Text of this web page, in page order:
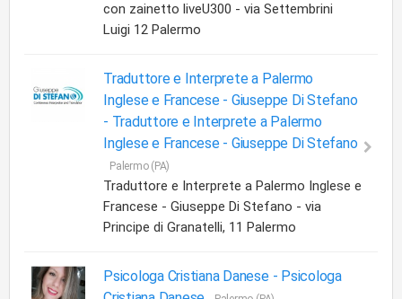
con zainetto liveU300 - via Settembrini
Luigi 12 Palermo
Traduttore e Interprete a Palermo
Inglese e Francese - Giuseppe Di Stefano
- Traduttore e Interprete a Palermo
Inglese e Francese - Giuseppe Di Stefano
Palermo (PA)
Traduttore e Interprete a Palermo Inglese e
Francese - Giuseppe Di Stefano - via
Principe di Granatelli, 11 Palermo
Psicologa Cristiana Danese - Psicologa